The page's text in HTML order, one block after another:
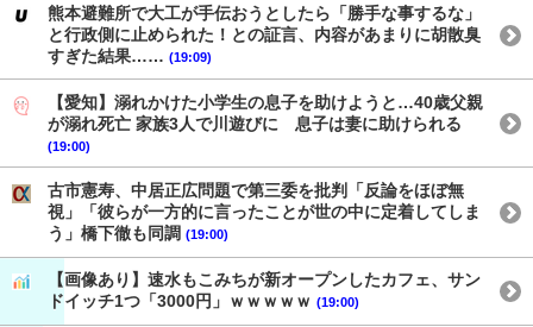
熊本避難所で大工が手伝おうとしたら「勝手な事するな」
と行政側に止められた！との証言、内容があまりに胡散臭
すぎた結果…… (19:09)
【愛知】溺れかけた小学生の息子を助けようと…40歳父親
が溺れ死亡 家族3人で川遊びに 息子は妻に助けられる
(19:00)
古市憲寿、中居正広問題で第三委を批判「反論をほぼ無
視」「彼らが一方的に言ったことが世の中に定着してしま
う」橋下徹も同調 (19:00)
【画像あり】速水もこみちが新オープンしたカフェ、サン
ドイッチ1つ「3000円」ｗｗｗｗｗ (19:00)